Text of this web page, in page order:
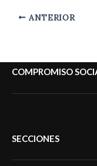
ANTERIOR
COMPROMISO
SECCIONES